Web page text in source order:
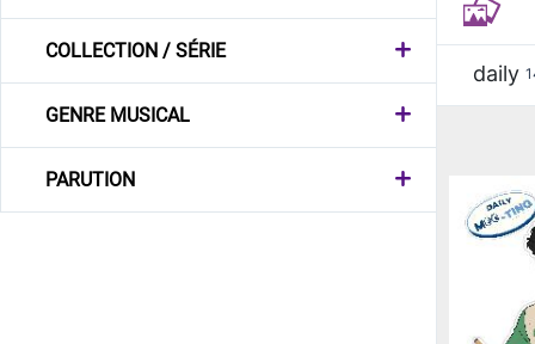
COLLECTION / SÉRIE
GENRE MUSICAL
PARUTION
daily